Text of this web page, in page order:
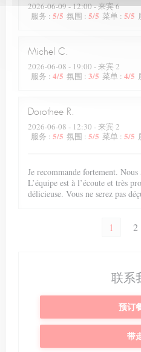
2026-06-09- 12:00 - 来宾 6
服务 : 5/5 氛围 : 5/5 菜单 : 5/5
Michel C
2026-06-08 - 19:00 - 来宾 2
服务 : 4/5 氛围 : 3/5 菜单 : 4/5
Dorothee R
2026-06-08 - 12:30 - 来宾 2
服务 : 5/5 氛围 : 5/5 菜单 : 5/5
Je recommande fortement.
L’équipe est à l’écoute et très
délicieuse. Vous ne serez pas
1 2
联系
预订
带